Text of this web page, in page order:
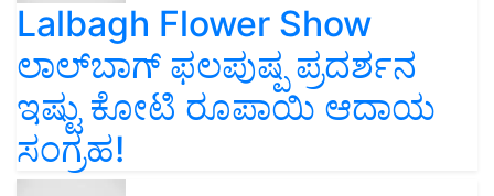
Lalbagh Flower Show
ಲಾಲ್‌ಬಾಗ್ ಫಲಪುಷ್ಪ ಪ್ರದರ್ಶನ
ಇಷ್ಟು ಕೋಟಿ ರೂಪಾಯಿ ಆದಾಯ
ಸಂಗ್ರಹ!